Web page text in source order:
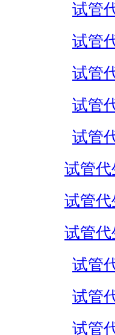
试管
试管
试管
试管
试管
试管
试管代
试管代
试管
试管
试管